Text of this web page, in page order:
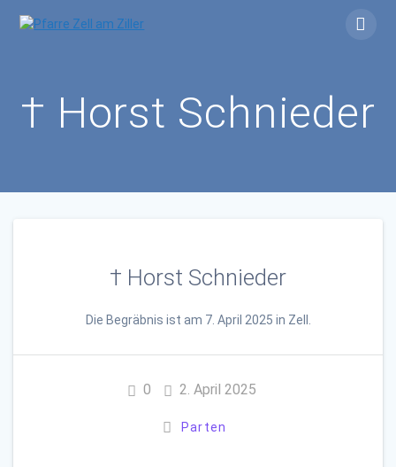
† Horst Schnieder
† Horst Schnieder
Die Begräbnis ist am 7. April 2025 in Zell.
0 2. April 2025
Parten